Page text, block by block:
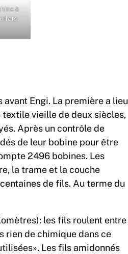
à
Engi. La première a lieu
textile vieille de deux siècles,
Après un contrôle de
de leur bobine pour être
2496 bobines. Les
la trame et la couche
de fils. Au terme du
les fils roulent entre
rien de chimique dans ce
Les fils amidonnés